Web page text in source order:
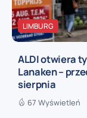
LIMBURG
ALDI otwiera
Lanaken –
sierpnia
67 Wyświetleń